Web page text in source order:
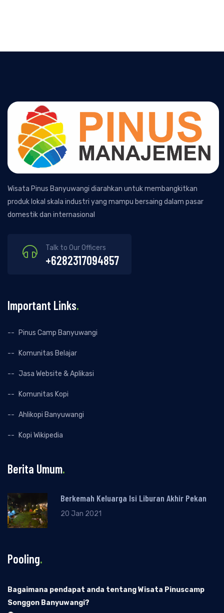
Wisata Pinus Banyuwangi diarahkan untuk membangkitkan
produk lokal skala industri yang mampu bersaing dalam pasar
domestik dan internasional
Talk to Our Officers
+6282317094857
Important Links.
Pinus Camp Banyuwangi
Komunitas Belajar
Jasa Website & Aplikasi
Komunitas Kopi
Ahlikopi Banyuwangi
Kopi Wikipedia
Berita Umum.
Berkemah Keluarga Isi Liburan Akhir Pekan
20 Jan 2021
Pooling.
Bagaimana pendapat anda tentang Wisata Pinuscamp
Songgon Banyuwangi?